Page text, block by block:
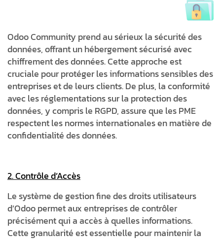
Odoo Community prend au sérieux la sécurité des
données, offrant un hébergement sécurisé avec
chiffrement des données. Cette approche est
cruciale pour protéger les informations sensibles des
entreprises et de leurs clients. De plus, la conformité
avec les réglementations sur la protection des
données, y compris le RGPD, assure que les PME
respectent les normes internationales en matière de
confidentialité des données.
2. Contrôle d’Accès
Le système de gestion fine des droits utilisateurs
d’Odoo permet aux entreprises de contrôler
précisément qui a accès à quelles informations.
Cette granularité est essentielle pour maintenir la